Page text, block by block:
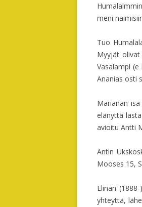
meni
Tuo
Myyjät olivat
Vasalampi
Ananias osti
Marianan
elänyttä
avioitu Antti
Antin
Mooses 15,
Elinan
yhteyttä,